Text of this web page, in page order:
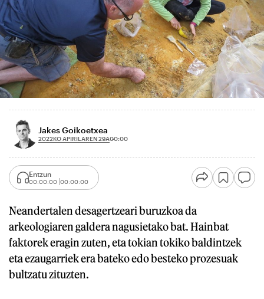
Jakes Goikoetxea
2022KO APIRILAREN 29A00:00
Entzun
00:00:00 00:00:00
Neandertalen desagertzeari buruzkoa da
arkeologiaren galdera nagusietako bat. Hainbat
faktorek eragin zuten, eta tokian tokiko baldintzek
eta ezaugarriek era bateko edo besteko prozesuak
bultzatu zituzten.